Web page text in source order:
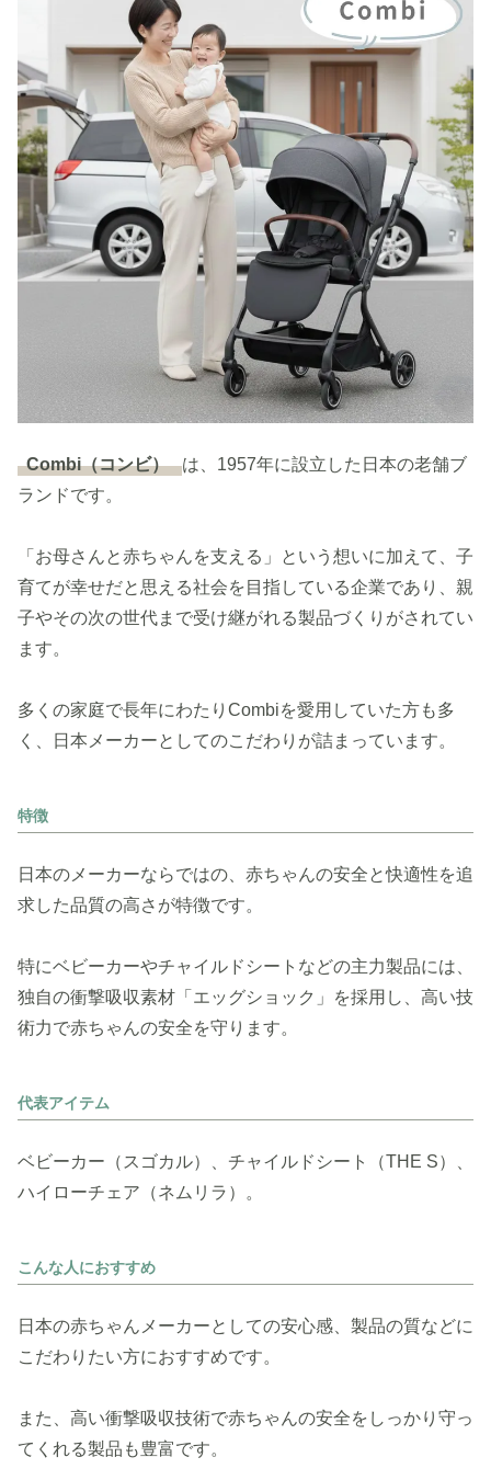
Combi（コンビ） は、1957年に設立した日本の老舗ブ
ランドです。
「お母さんと赤ちゃんを支える」という想いに加えて、子
育てが幸せだと思える社会を目指している企業であり、親
子やその次の世代まで受け継がれる製品づくりがされてい
ます。
多くの家庭で長年にわたりCombiを愛用していた方も多
く、日本メーカーとしてのこだわりが詰まっています。
特徴
日本のメーカーならではの、赤ちゃんの安全と快適性を追
求した品質の高さが特徴です。
特にベビーカーやチャイルドシートなどの主力製品には、
独自の衝撃吸収素材「エッグショック」を採用し、高い技
術力で赤ちゃんの安全を守ります。
代表アイテム
ベビーカー（スゴカル）、チャイルドシート（THE S）、
ハイローチェア（ネムリラ）。
こんな人におすすめ
日本の赤ちゃんメーカーとしての安心感、製品の質などに
こだわりたい方におすすめです。
また、高い衝撃吸収技術で赤ちゃんの安全をしっかり守っ
てくれる製品も豊富です。